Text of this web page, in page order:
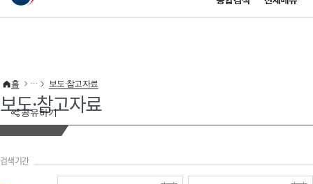
이 누리집은 대한민국 공식 전자정부 누리집입니다.
공유하기
홈 보도·참고자료
보도·참고자료
검색기간